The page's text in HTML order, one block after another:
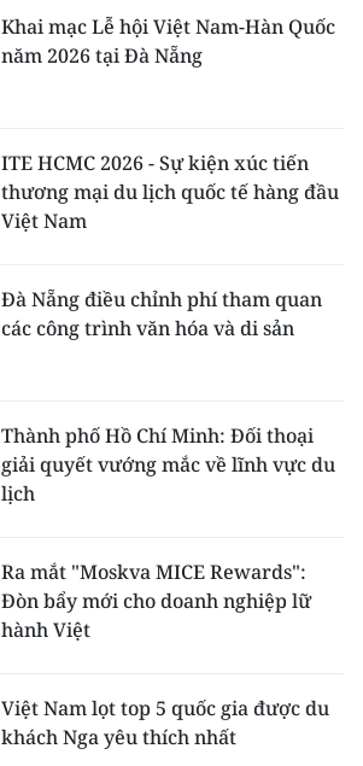
Khai mạc Lễ hội Việt Nam-Hàn Quốc
năm 2026 tại Đà Nẵng
ITE HCMC 2026 - Sự kiện xúc tiến
thương mại du lịch quốc tế hàng đầu
Việt Nam
Đà Nẵng điều chỉnh phí tham quan
các công trình văn hóa và di sản
Thành phố Hồ Chí Minh: Đối thoại
giải quyết vướng mắc về lĩnh vực du
lịch
Ra mắt "Moskva MICE Rewards":
Đòn bẩy mới cho doanh nghiệp lữ
hành Việt
Việt Nam lọt top 5 quốc gia được du
khách Nga yêu thích nhất